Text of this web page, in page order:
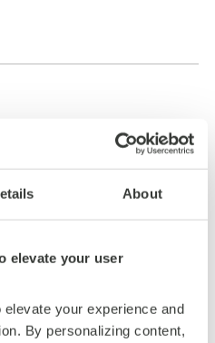
About
elevate your user
your experience and
By personalizing content,
zusätzliche Installation,
und Einrichtung in Zapier